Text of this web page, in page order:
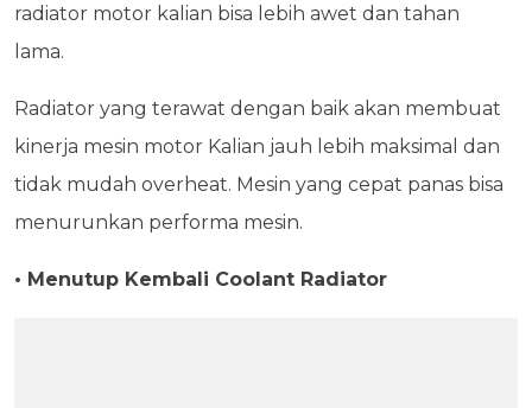
radiator motor kalian bisa lebih awet dan tahan
lama.
Radiator yang terawat dengan baik akan membuat
kinerja mesin motor Kalian jauh lebih maksimal dan
tidak mudah overheat. Mesin yang cepat panas bisa
menurunkan performa mesin.
• Menutup Kembali Coolant Radiator